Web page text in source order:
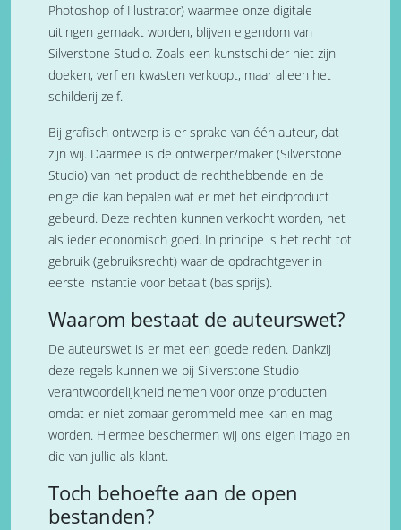
Photoshop of Illustrator) waarmee onze digitale
uitingen gemaakt worden, blijven eigendom van
Silverstone Studio. Zoals een kunstschilder niet zijn
doeken, verf en kwasten verkoopt, maar alleen het
schilderij zelf.
Bij grafisch ontwerp is er sprake van één auteur, dat
zijn wij. Daarmee is de ontwerper/maker (Silverstone
Studio) van het product de rechthebbende en de
enige die kan bepalen wat er met het eindproduct
gebeurd. Deze rechten kunnen verkocht worden, net
als ieder economisch goed. In principe is het recht tot
gebruik (gebruiksrecht) waar de opdrachtgever in
eerste instantie voor betaalt (basisprijs).
Waarom bestaat de auteurswet?
De auteurswet is er met een goede reden. Dankzij
deze regels kunnen we bij Silverstone Studio
verantwoordelijkheid nemen voor onze producten
omdat er niet zomaar gerommeld mee kan en mag
worden. Hiermee beschermen wij ons eigen imago en
die van jullie als klant.
Toch behoefte aan de open
bestanden?